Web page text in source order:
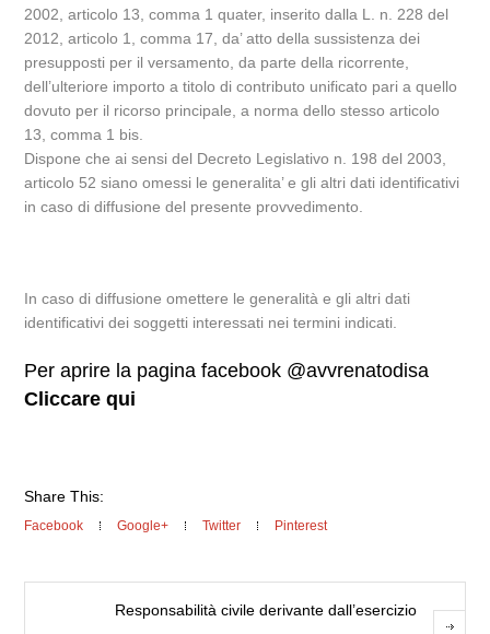
2002, articolo 13, comma 1 quater, inserito dalla L. n. 228 del
2012, articolo 1, comma 17, da’ atto della sussistenza dei
presupposti per il versamento, da parte della ricorrente,
dell’ulteriore importo a titolo di contributo unificato pari a quello
dovuto per il ricorso principale, a norma dello stesso articolo
13, comma 1 bis.
Dispone che ai sensi del Decreto Legislativo n. 198 del 2003,
articolo 52 siano omessi le generalita’ e gli altri dati identificativi
in caso di diffusione del presente provvedimento.
In caso di diffusione omettere le generalità e gli altri dati
identificativi dei soggetti interessati nei termini indicati.
Per aprire la pagina facebook @avvrenatodisa
Cliccare qui
Share This:
Facebook Google+ Twitter Pinterest
Responsabilità civile derivante dall’esercizio